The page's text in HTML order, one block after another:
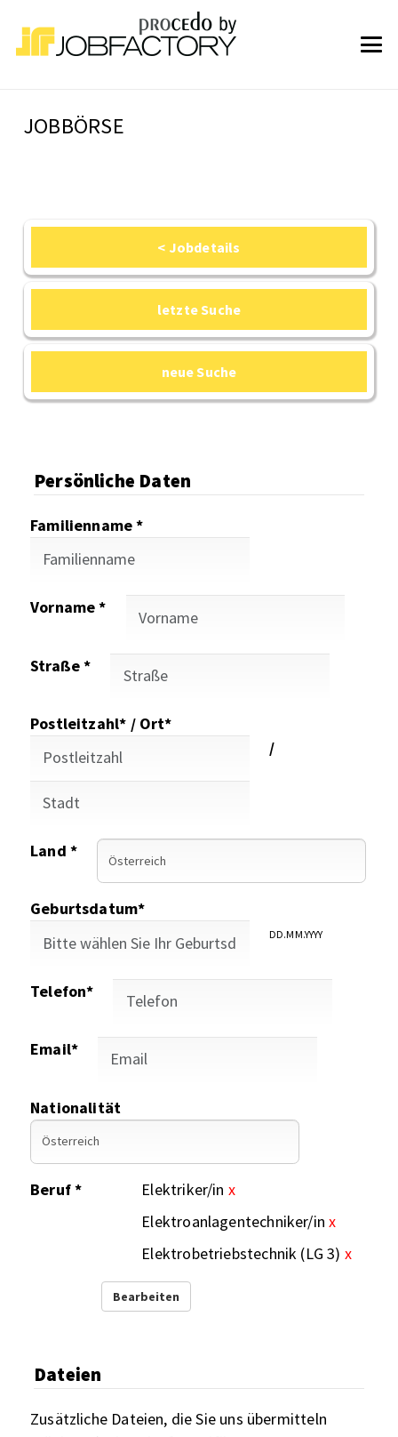
JOBBÖRSE
< Jobdetails
letzte Suche
neue Suche
Persönliche Daten
Familienname *
Vorname *
Straße *
Postleitzahl* / Ort*
/
Land *
Geburtsdatum*
DD.MM.YYYY
Telefon*
Email*
Nationalität
Beruf * Elektriker/in x
Elektroanlagentechniker/in x
Elektrobetriebstechnik (LG 3) x
Bearbeiten
Dateien
Zusätzliche Dateien, die Sie uns übermitteln